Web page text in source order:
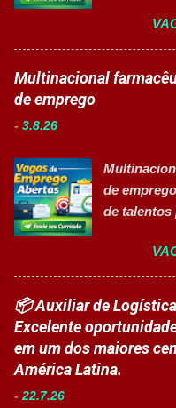
técnica das
realizar
AGORA
Produção I
de
trabalho:
abastecer
produção.
utilizados
o
Comunicar
normas de
limpeza de
Multinacional
de emprego
- 3.8.26
de
de talentos
Sobre as
com
ambiente
para o
📦 Auxiliar de
Excelente
em um dos maiores
América Latina.
-22.7.26